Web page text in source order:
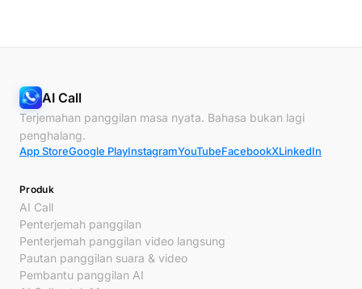
AI Call
Terjemahan panggilan masa nyata. Bahasa bukan lagi
penghalang.
App StoreGoogle PlayInstagramYouTubeFacebookXLinkedIn
Produk
AI Call
Penterjemah panggilan
Penterjemah panggilan video langsung
Pautan panggilan suara & video
Pembantu panggilan AI